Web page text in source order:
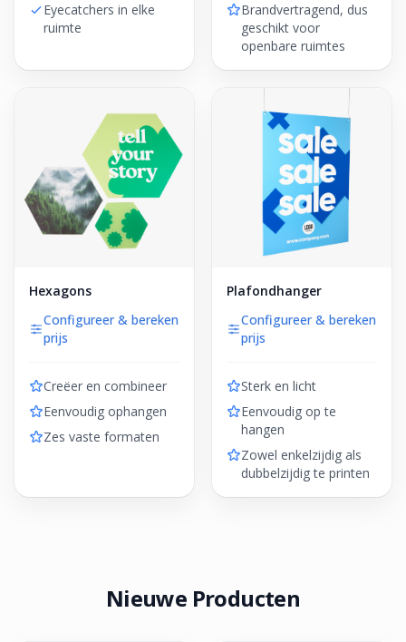
Eyecatchers in elke
ruimte
Brandvertragend, dus
geschikt voor
openbare ruimtes
Hexagons
Configureer & bereken
prijs
Creëer en combineer
Eenvoudig ophangen
Zes vaste formaten
Plafondhanger
Configureer & bereken
prijs
Sterk en licht
Eenvoudig op te
hangen
Zowel enkelzijdig als
dubbelzijdig te printen
Nieuwe Producten